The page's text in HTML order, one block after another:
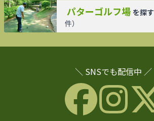
パターゴルフ場 を探す
件）
＼ SNSでも配信中 ／